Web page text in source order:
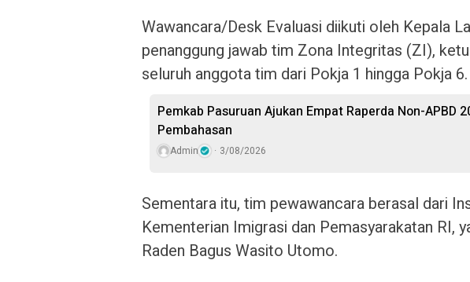
Wawancara/Desk Evaluasi diikuti oleh Kepala
penanggung jawab tim Zona Integritas (ZI),
seluruh anggota tim dari Pokja 1 hingga Pokja 6.
Pemkab Pasuruan Ajukan Empat Raperda Non-APBD
Pembahasan
Admin 3/08/2026
Sementara itu, tim pewawancara berasal dari
Kementerian Imigrasi dan Pemasyarakatan RI,
Raden Bagus Wasito Utomo.